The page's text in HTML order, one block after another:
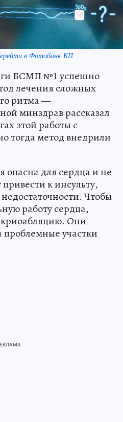
в Фотобанк КП
БСМП №1 успешно
лечения сложных
ритма —
минздрав рассказал
этой работы с
тогда метод внедрили
опасна для сердца и не
к инсульту,
Чтобы
работу сердца,
Они
проблемные участки